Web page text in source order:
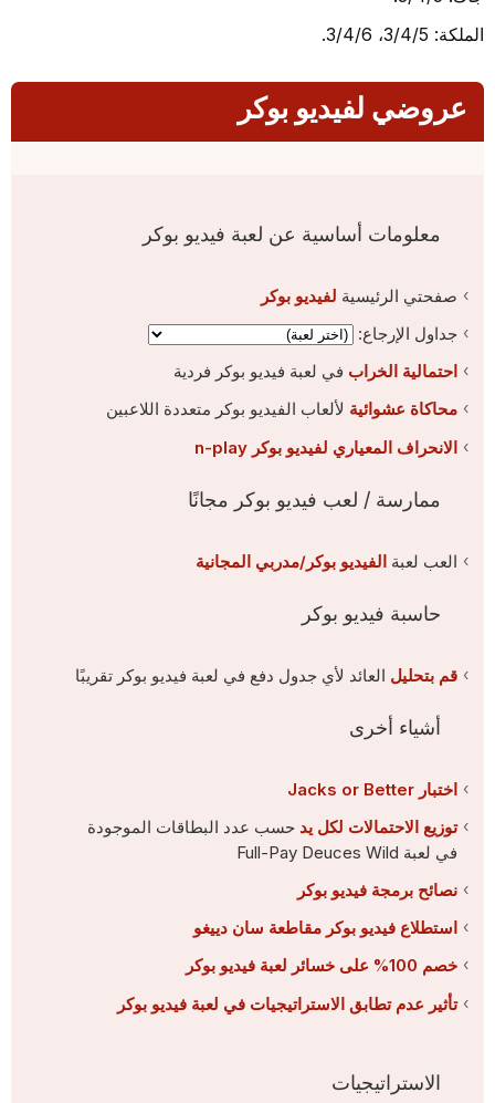
الملكة: 3/4/5، 3/4/6.
عروضي لفيديو بوكر
معلومات أساسية عن لعبة فيديو بوكر
صفحتي الرئيسيةلفيديو بوكر
جداول الإرجاع:
احتمالية الخرابفي لعبة فيديو بوكر فردية
محاكاة عشوائيةلألعاب الفيديو بوكر متعددة اللاعبين
الانحراف المعياري لفيديو بوكر n-play
ممارسة / لعب فيديو بوكر مجانًا
العب لعبةالفيديو بوكر/مدربي المجانية
حاسبة فيديو بوكر
قم بتحليلالعائد لأي جدول دفع في لعبة فيديو بوكر تقريبًا
أشياء أخرى
اختبار Jacks or Better
توزيع الاحتمالات لكل يدحسب عدد البطاقات الموجودة
في لعبة Full-Pay Deuces Wild
نصائح برمجة فيديو بوكر
استطلاع فيديو بوكر مقاطعة سان دييغو
خصم 100% على خسائر لعبة فيديو بوكر
تأثير عدم تطابق الاستراتيجيات في لعبة فيديو بوكر
الاستراتيجيات